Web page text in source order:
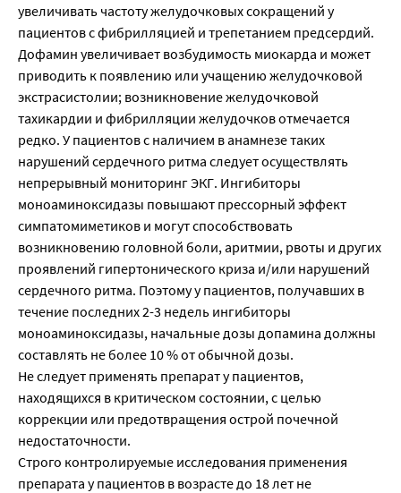
увеличивать частоту желудочковых сокращений у
пациентов с фибрилляцией и трепетанием предсердий.
Дофамин увеличивает возбудимость миокарда и может
приводить к появлению или учащению желудочковой
экстрасистолии; возникновение желудочковой
тахикардии и фибрилляции желудочков отмечается
редко. У пациентов с наличием в анамнезе таких
нарушений сердечного ритма следует осуществлять
непрерывный мониторинг ЭКГ. Ингибиторы
моноаминоксидазы повышают прессорный эффект
симпатомиметиков и могут способствовать
возникновению головной боли, аритмии, рвоты и других
проявлений гипертонического криза и/или нарушений
сердечного ритма. Поэтому у пациентов, получавших в
течение последних 2-3 недель ингибиторы
моноаминоксидазы, начальные дозы допамина должны
составлять не более 10 % от обычной дозы.
Не следует применять препарат у пациентов,
находящихся в критическом состоянии, с целью
коррекции или предотвращения острой почечной
недостаточности.
Строго контролируемые исследования применения
препарата у пациентов в возрасте до 18 лет не